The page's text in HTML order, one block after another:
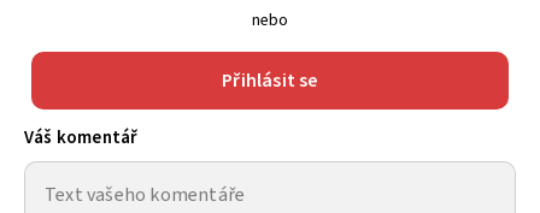
nebo
Přihlásit se
Váš komentář